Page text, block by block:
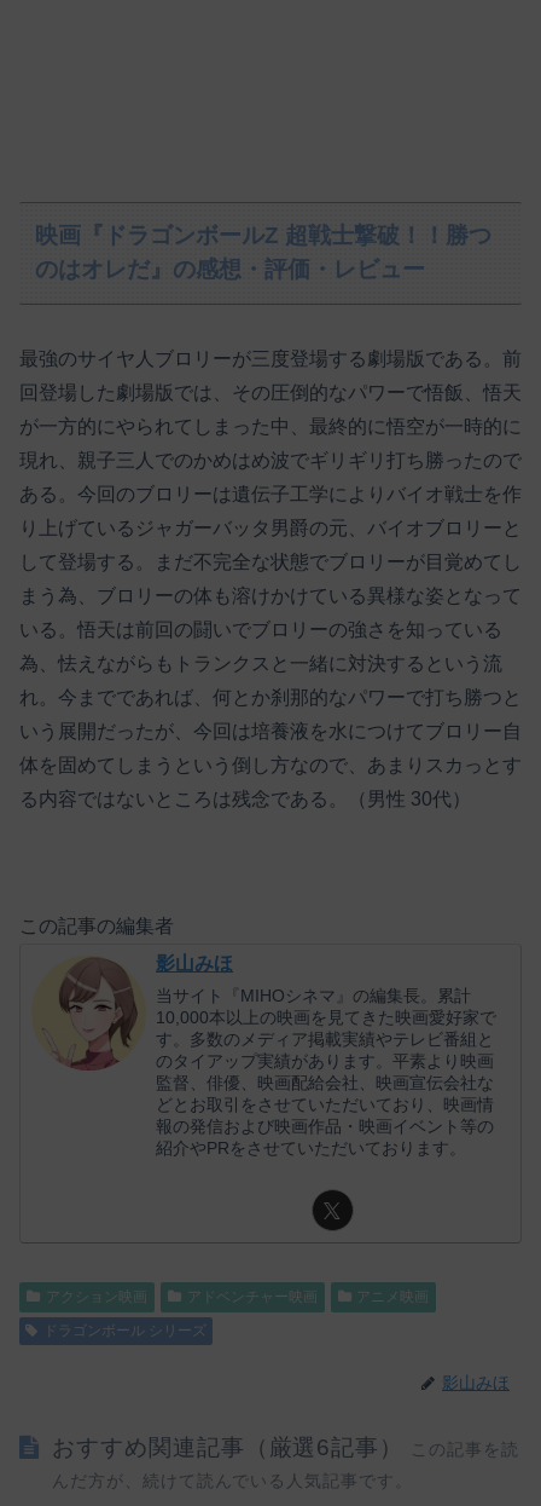
映画『ドラゴンボールZ 超戦士撃破！！勝つ
のはオレだ』の感想・評価・レビュー
最強のサイヤ人ブロリーが三度登場する劇場版である。前
回登場した劇場版では、その圧倒的なパワーで悟飯、悟天
が一方的にやられてしまった中、最終的に悟空が一時的に
現れ、親子三人でのかめはめ波でギリギリ打ち勝ったので
ある。今回のブロリーは遺伝子工学によりバイオ戦士を作
り上げているジャガーバッタ男爵の元、バイオブロリーと
して登場する。まだ不完全な状態でブロリーが目覚めてし
まう為、ブロリーの体も溶けかけている異様な姿となって
いる。悟天は前回の闘いでブロリーの強さを知っている
為、怯えながらもトランクスと一緒に対決するという流
れ。今までであれば、何とか刹那的なパワーで打ち勝つと
いう展開だったが、今回は培養液を水につけてブロリー自
体を固めてしまうという倒し方なので、あまりスカっとす
る内容ではないところは残念である。（男性 30代）
この記事の編集者
影山みほ
当サイト『MIHOシネマ』の編集長。累計
10,000本以上の映画を見てきた映画愛好家で
す。多数のメディア掲載実績やテレビ番組と
のタイアップ実績があります。平素より映画
監督、俳優、映画配給会社、映画宣伝会社な
どとお取引をさせていただいており、映画情
報の発信および映画作品・映画イベント等の
紹介やPRをさせていただいております。
アクション映画 アドベンチャー映画
アニメ映画
ドラゴンボール シリーズ
影山みほ
おすすめ関連記事（厳選6記事）
この記事を読
んだ方が、続けて読んでいる人気記事です。